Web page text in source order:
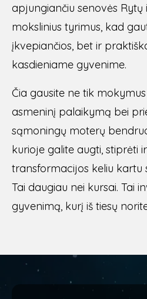
apjungiančiu senovės Rytų
mokslinius tyrimus, kad
įkvepiančios, bet ir
kasdieniame gyvenime.
Čia gausite ne tik
asmeninį palaikymą bei
sąmoningų moterų
kurioje galite augti, stiprėti
transformacijos keliu kartu
Tai daugiau nei kursai. Tai
gyvenimą, kurį iš tiesų